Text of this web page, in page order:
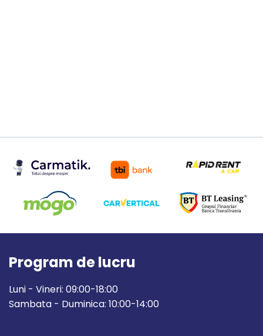
Program de lucru
Luni - Vineri: 09:00-18:00
Sambata - Duminica: 10:00-14:00